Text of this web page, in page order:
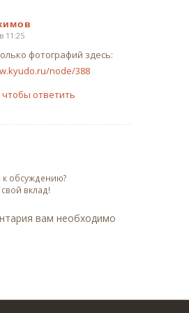
11:25
фотографий здесь:
node/388
ответить
к обсуждению?
вклад!
вам необходимо